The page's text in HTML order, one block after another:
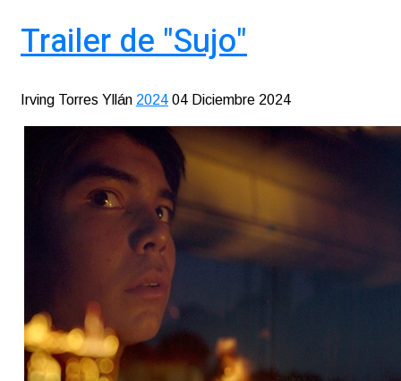
Trailer de "Sujo"
Irving Torres Yllán 2024 04 Diciembre 2024